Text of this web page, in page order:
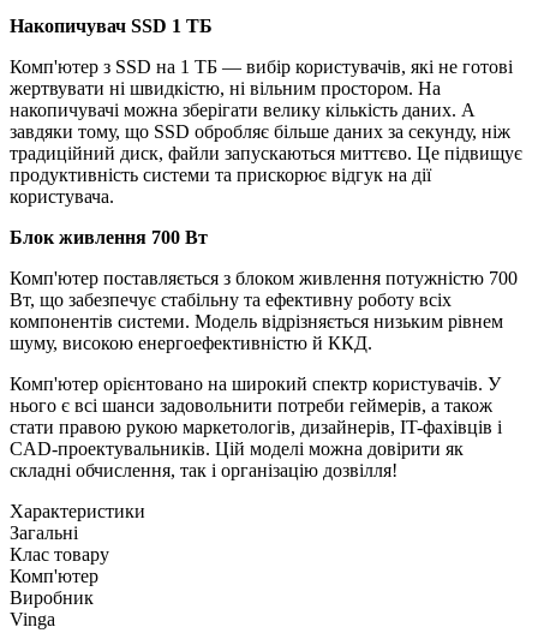
Накопичувач SSD 1 ТБ
Комп'ютер з SSD на 1 ТБ — вибір користувачів, які не готові
жертвувати ні швидкістю, ні вільним простором. На
накопичувачі можна зберігати велику кількість даних. А
завдяки тому, що SSD обробляє більше даних за секунду, ніж
традиційний диск, файли запускаються миттєво. Це підвищує
продуктивність системи та прискорює відгук на дії
користувача.
Блок живлення 700 Вт
Комп'ютер поставляється з блоком живлення потужністю 700
Вт, що забезпечує стабільну та ефективну роботу всіх
компонентів системи. Модель відрізняється низьким рівнем
шуму, високою енергоефективністю й ККД.
Комп'ютер орієнтовано на широкий спектр користувачів. У
нього є всі шанси задовольнити потреби геймерів, а також
стати правою рукою маркетологів, дизайнерів, IT-фахівців і
CAD-проектувальників. Цій моделі можна довірити як
складні обчислення, так і організацію дозвілля!
Характеристики
Загальні
Клас товару
Комп'ютер
Виробник
Vinga